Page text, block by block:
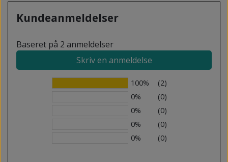
Kundeanmeldelser
Baseret på 2 anmeldelser
Skriv en anmeldelse
100%
(2)
0%
(0)
0%
(0)
0%
(0)
0%
(0)